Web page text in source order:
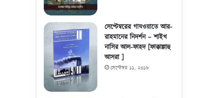
সেপ্টেম্বরের গাযওয়াতে আর-
রাহমানের নিদর্শন – শাইখ
নাসির আল-ফাহদ [ফাক্কাল্লাহু
আসরা ]
সেপ্টেম্বর ১১, ২০১৮